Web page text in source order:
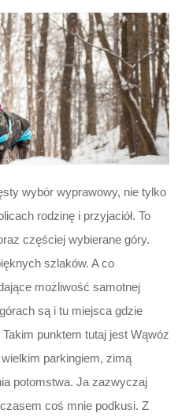
wybór wyprawowy, nie tylko
rodzinę i przyjaciół. To
częściej wybierane góry.
szlaków. A co
możliwość samotnej
są i tu miejsca gdzie
punktem tutaj jest Wąwóz
parkingiem, zimą
potomstwa. Ja zazwyczaj
coś mnie podkusi. Z